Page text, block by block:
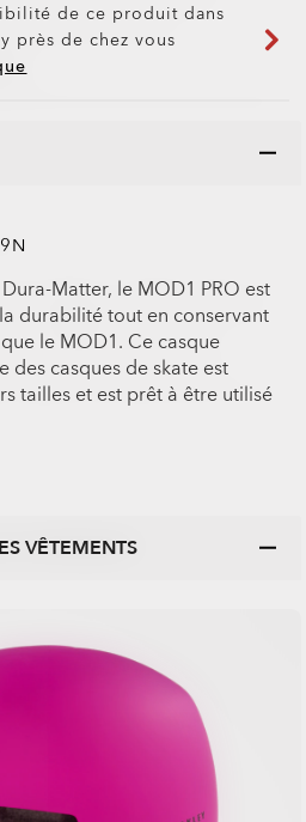
de ce produit dans
près de chez vous
Matter, le MOD1 PRO est
durabilité tout en conservant
le MOD1. Ce casque
des casques de skate est
tailles et est prêt à être utilisé
VÊTEMENTS